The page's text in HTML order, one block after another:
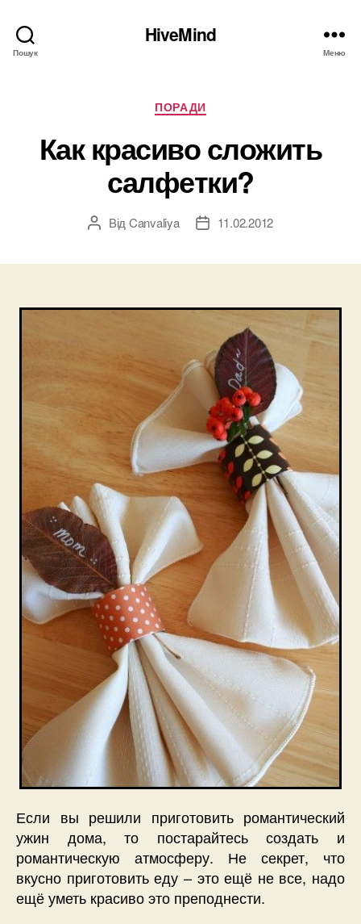
Пошук
HiveMind
Меню
Категорії
ПОРАДИ
Как красиво сложить
салфетки?
Автор
Від Canvaliya
Дата11.02.2012
Если вы решили приготовить романтический
ужин дома, то постарайтесь создать и
романтическую атмосферу. Не секрет, что
вкусно приготовить еду – это ещё не все, надо
ещё уметь красиво это преподнести.